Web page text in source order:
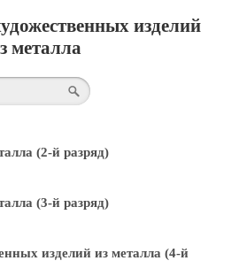
изделий
металла
(2-й разряд)
(3-й разряд)
изделий из металла (4-й